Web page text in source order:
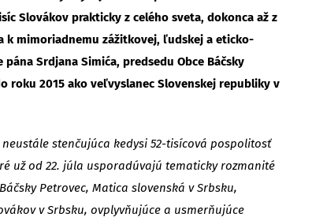
Slovákov prakticky z celého sveta, dokonca až z
k mimoriadnemu zážitkovej, ľudskej a eticko-
Srdjana Simića, predsedu Obce Báčsky
roku 2015 ako veľvyslanec Slovenskej republiky v
stenčujúca kedysi 52-tisícová pospolitosť
už od 22. júla usporadúvajú tematicky rozmanité
Petrovec, Matica slovenská v Srbsku,
v Srbsku, ovplyvňujúce a usmerňujúce